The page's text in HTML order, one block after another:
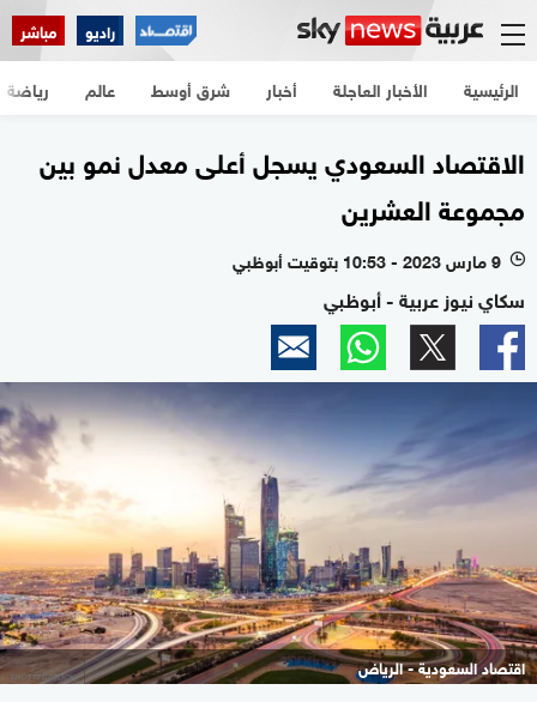
راديو مباشر
الرئيسية الأخبار العاجلة أخبار شرق أوسط عالم رياضة
الاقتصاد السعودي يسجل أعلى معدل نمو بين
مجموعة العشرين
l 9 مارس 2023 - 10:53 بتوقيت أبوظبي
سكاي نيوز عربية - أبوظبي
اقتصاد السعودية - الرياض